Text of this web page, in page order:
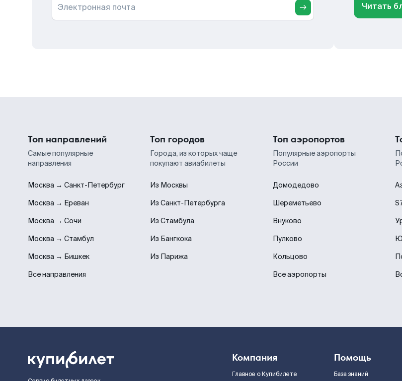
Электронная почта Читать
Топ направлений
Самые популярные
направления
Москва → Санкт-Петербург
Москва → Ереван
Москва → Сочи
Москва → Стамбул
Москва → Бишкек
Все направления
Топ городов
Города, из которых чаще
покупают авиабилеты
Из Москвы
Из Санкт-Петербурга
Из Стамбула
Из Бангкока
Из Парижа
Топ аэропортов
Популярные аэропорты
России
Домодедово
Шереметьево
Внуково
Пулково
Кольцово
Все аэропорты
Компания
Главное о Купибилете
Помощь
База знаний